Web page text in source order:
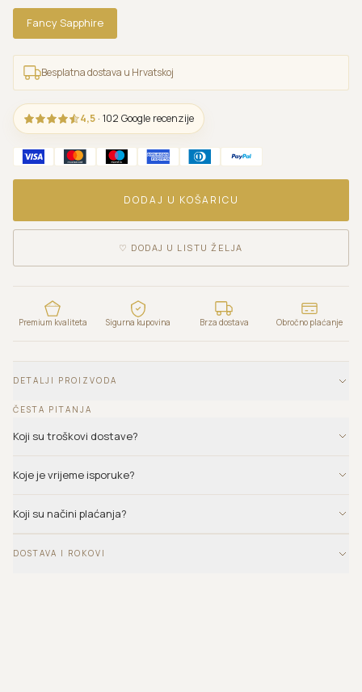
Fancy Sapphire
Besplatna dostava u Hrvatskoj
4,5 · 102 Google recenzije
DODAJ U KOŠARICU
♡ DODAJ U LISTU ŽELJA
Premium kvaliteta Sigurna kupovina Brza dostava Obročno plaćanje
DETALJI PROIZVODA
ČESTA PITANJA
Koji su troškovi dostave?
Koje je vrijeme isporuke?
Koji su načini plaćanja?
DOSTAVA I ROKOVI